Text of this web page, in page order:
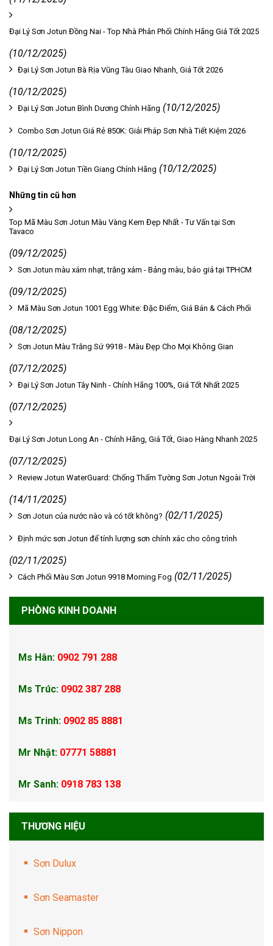
Đại Lý Sơn Jotun Đồng Nai - Top Nhà Phân Phối Chính Hãng Giá Tốt 2025
(10/12/2025)
Đại Lý Sơn Jotun Bà Rịa Vũng Tàu Giao Nhanh, Giá Tốt 2026
(10/12/2025)
Đại Lý Sơn Jotun Bình Dương Chính Hãng (10/12/2025)
Combo Sơn Jotun Giá Rẻ 850K: Giải Pháp Sơn Nhà Tiết Kiệm 2026
(10/12/2025)
Đại Lý Sơn Jotun Tiền Giang Chính Hãng (10/12/2025)
Những tin cũ hơn
Top Mã Màu Sơn Jotun Màu Vàng Kem Đẹp Nhất - Tư Vấn tại Sơn
Tavaco
(09/12/2025)
Sơn Jotun màu xám nhạt, trắng xám - Bảng màu, báo giá tại TPHCM
(09/12/2025)
Mã Màu Sơn Jotun 1001 Egg White: Đặc Điểm, Giá Bán & Cách Phối
(08/12/2025)
Sơn Jotun Màu Trắng Sứ 9918 - Màu Đẹp Cho Mọi Không Gian
(07/12/2025)
Đại Lý Sơn Jotun Tây Ninh - Chính Hãng 100%, Giá Tốt Nhất 2025
(07/12/2025)
Đại Lý Sơn Jotun Long An - Chính Hãng, Giá Tốt, Giao Hàng Nhanh 2025
(07/12/2025)
Review Jotun WaterGuard: Chống Thấm Tường Sơn Jotun Ngoài Trời
(14/11/2025)
Sơn Jotun của nước nào và có tốt không? (02/11/2025)
Định mức sơn Jotun để tính lượng sơn chính xác cho công trình
(02/11/2025)
Cách Phối Màu Sơn Jotun 9918 Morning Fog (02/11/2025)
PHÒNG KINH DOANH
Ms Hân: 0902 791 288
Ms Trúc: 0902 387 288
Ms Trinh: 0902 85 8881
Mr Nhật: 07771 58881
Mr Sanh: 0918 783 138
THƯƠNG HIỆU
Sơn Dulux
Sơn Seamaster
Sơn Nippon